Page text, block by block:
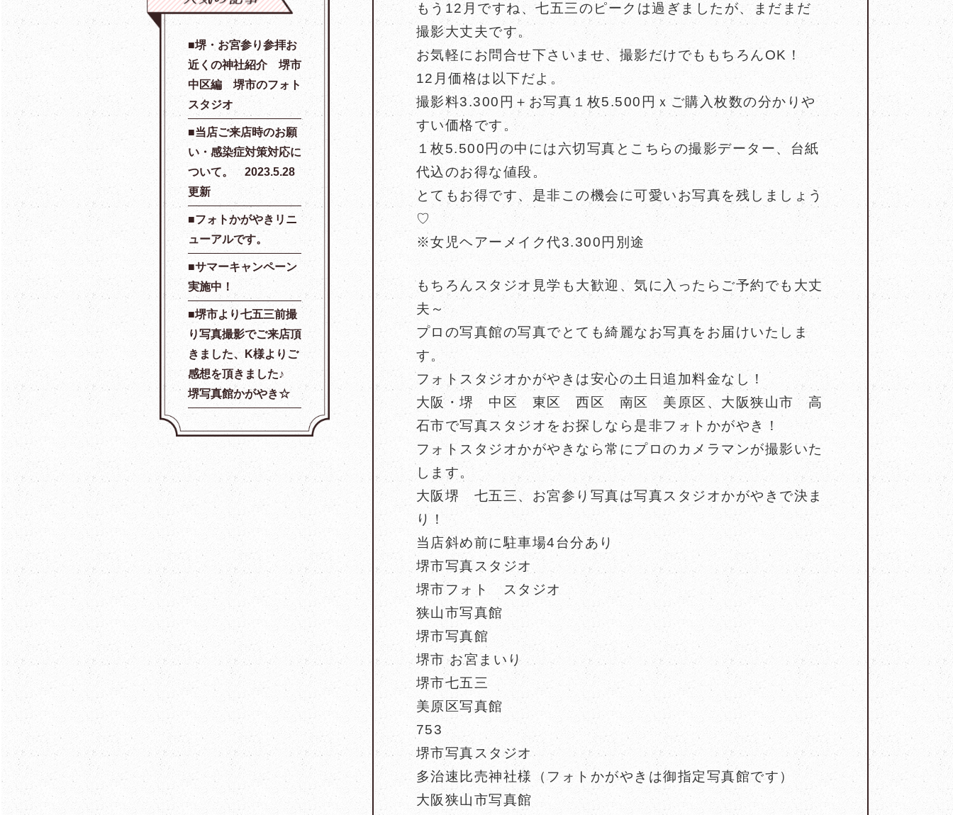
堺・お宮参り参拝お
近くの神社紹介 堺市
中区編 堺市のフォト
スタジオ
当店ご来店時のお願
い・感染症対策対応に
ついて。 2023.5.28
更新
フォトかがやきリニ
ューアルです。
サマーキャンペーン
実施中！
堺市より七五三前撮
り写真撮影でご来店頂
きました、K様よりご
感想を頂きました♪
堺写真館かがやき☆
もう12月ですね、七五三のピークは過ぎましたが、まだまだ
撮影大丈夫です。
お気軽にお問合せ下さいませ、撮影だけでももちろんOK！
12月価格は以下だよ。
撮影料3.300円＋お写真１枚5.500円ｘご購入枚数の分かりや
すい価格です。
１枚5.500円の中には六切写真とこちらの撮影データー、台紙
代込のお得な値段。
とてもお得です、是非この機会に可愛いお写真を残しましょう
♡
※女児ヘアーメイク代3.300円別途
もちろんスタジオ見学も大歓迎、気に入ったらご予約でも大丈
夫～
プロの写真館の写真でとても綺麗なお写真をお届けいたしま
す。
フォトスタジオかがやきは安心の土日追加料金なし！
大阪・堺 中区 東区 西区 南区 美原区、大阪狭山市 高
石市で写真スタジオをお探しなら是非フォトかがやき！
フォトスタジオかがやきなら常にプロのカメラマンが撮影いた
します。
大阪堺 七五三、お宮参り写真は写真スタジオかがやきで決ま
り！
当店斜め前に駐車場4台分あり
堺市写真スタジオ
堺市フォト スタジオ
狭山市写真館
堺市写真館
堺市 お宮まいり
堺市七五三
美原区写真館
753
堺市写真スタジオ
多治速比売神社様（フォトかがやきは御指定写真館です）
大阪狭山市写真館